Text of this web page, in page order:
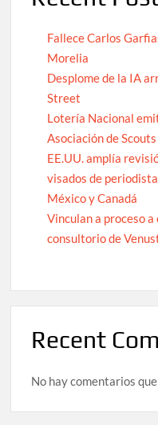
Fallece Carlos
Morelia
Desplome de la IA
Street
Lotería Nacional
Asociación de
EE.UU. amplía
visados de
México y Canadá
Vinculan a proceso
consultorio de
Recent
No hay comentarios